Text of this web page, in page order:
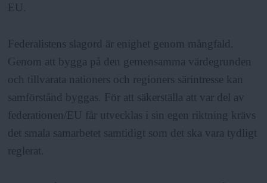
EU.
Federalistens slagord är enighet genom mångfald.
Genom att bygga på den gemensamma värdegrunden
och tillvarata nationers och regioners särintresse kan
samförstånd byggas. För att säkerställa att var del av
federationen/EU får utvecklas i sin egen riktning krävs
det smala samarbetet samtidigt som det ska vara tydligt
reglerat.